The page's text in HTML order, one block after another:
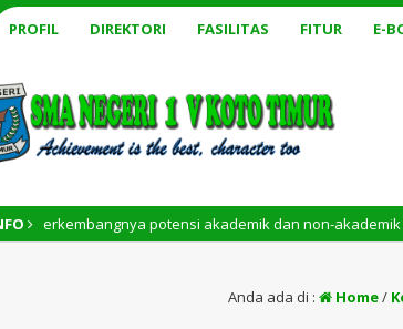
PROFIL DIREKTORI FASILITAS FITUR E-
akademik dan non-akademik siswa secara optimal
Anda ada di : Home/